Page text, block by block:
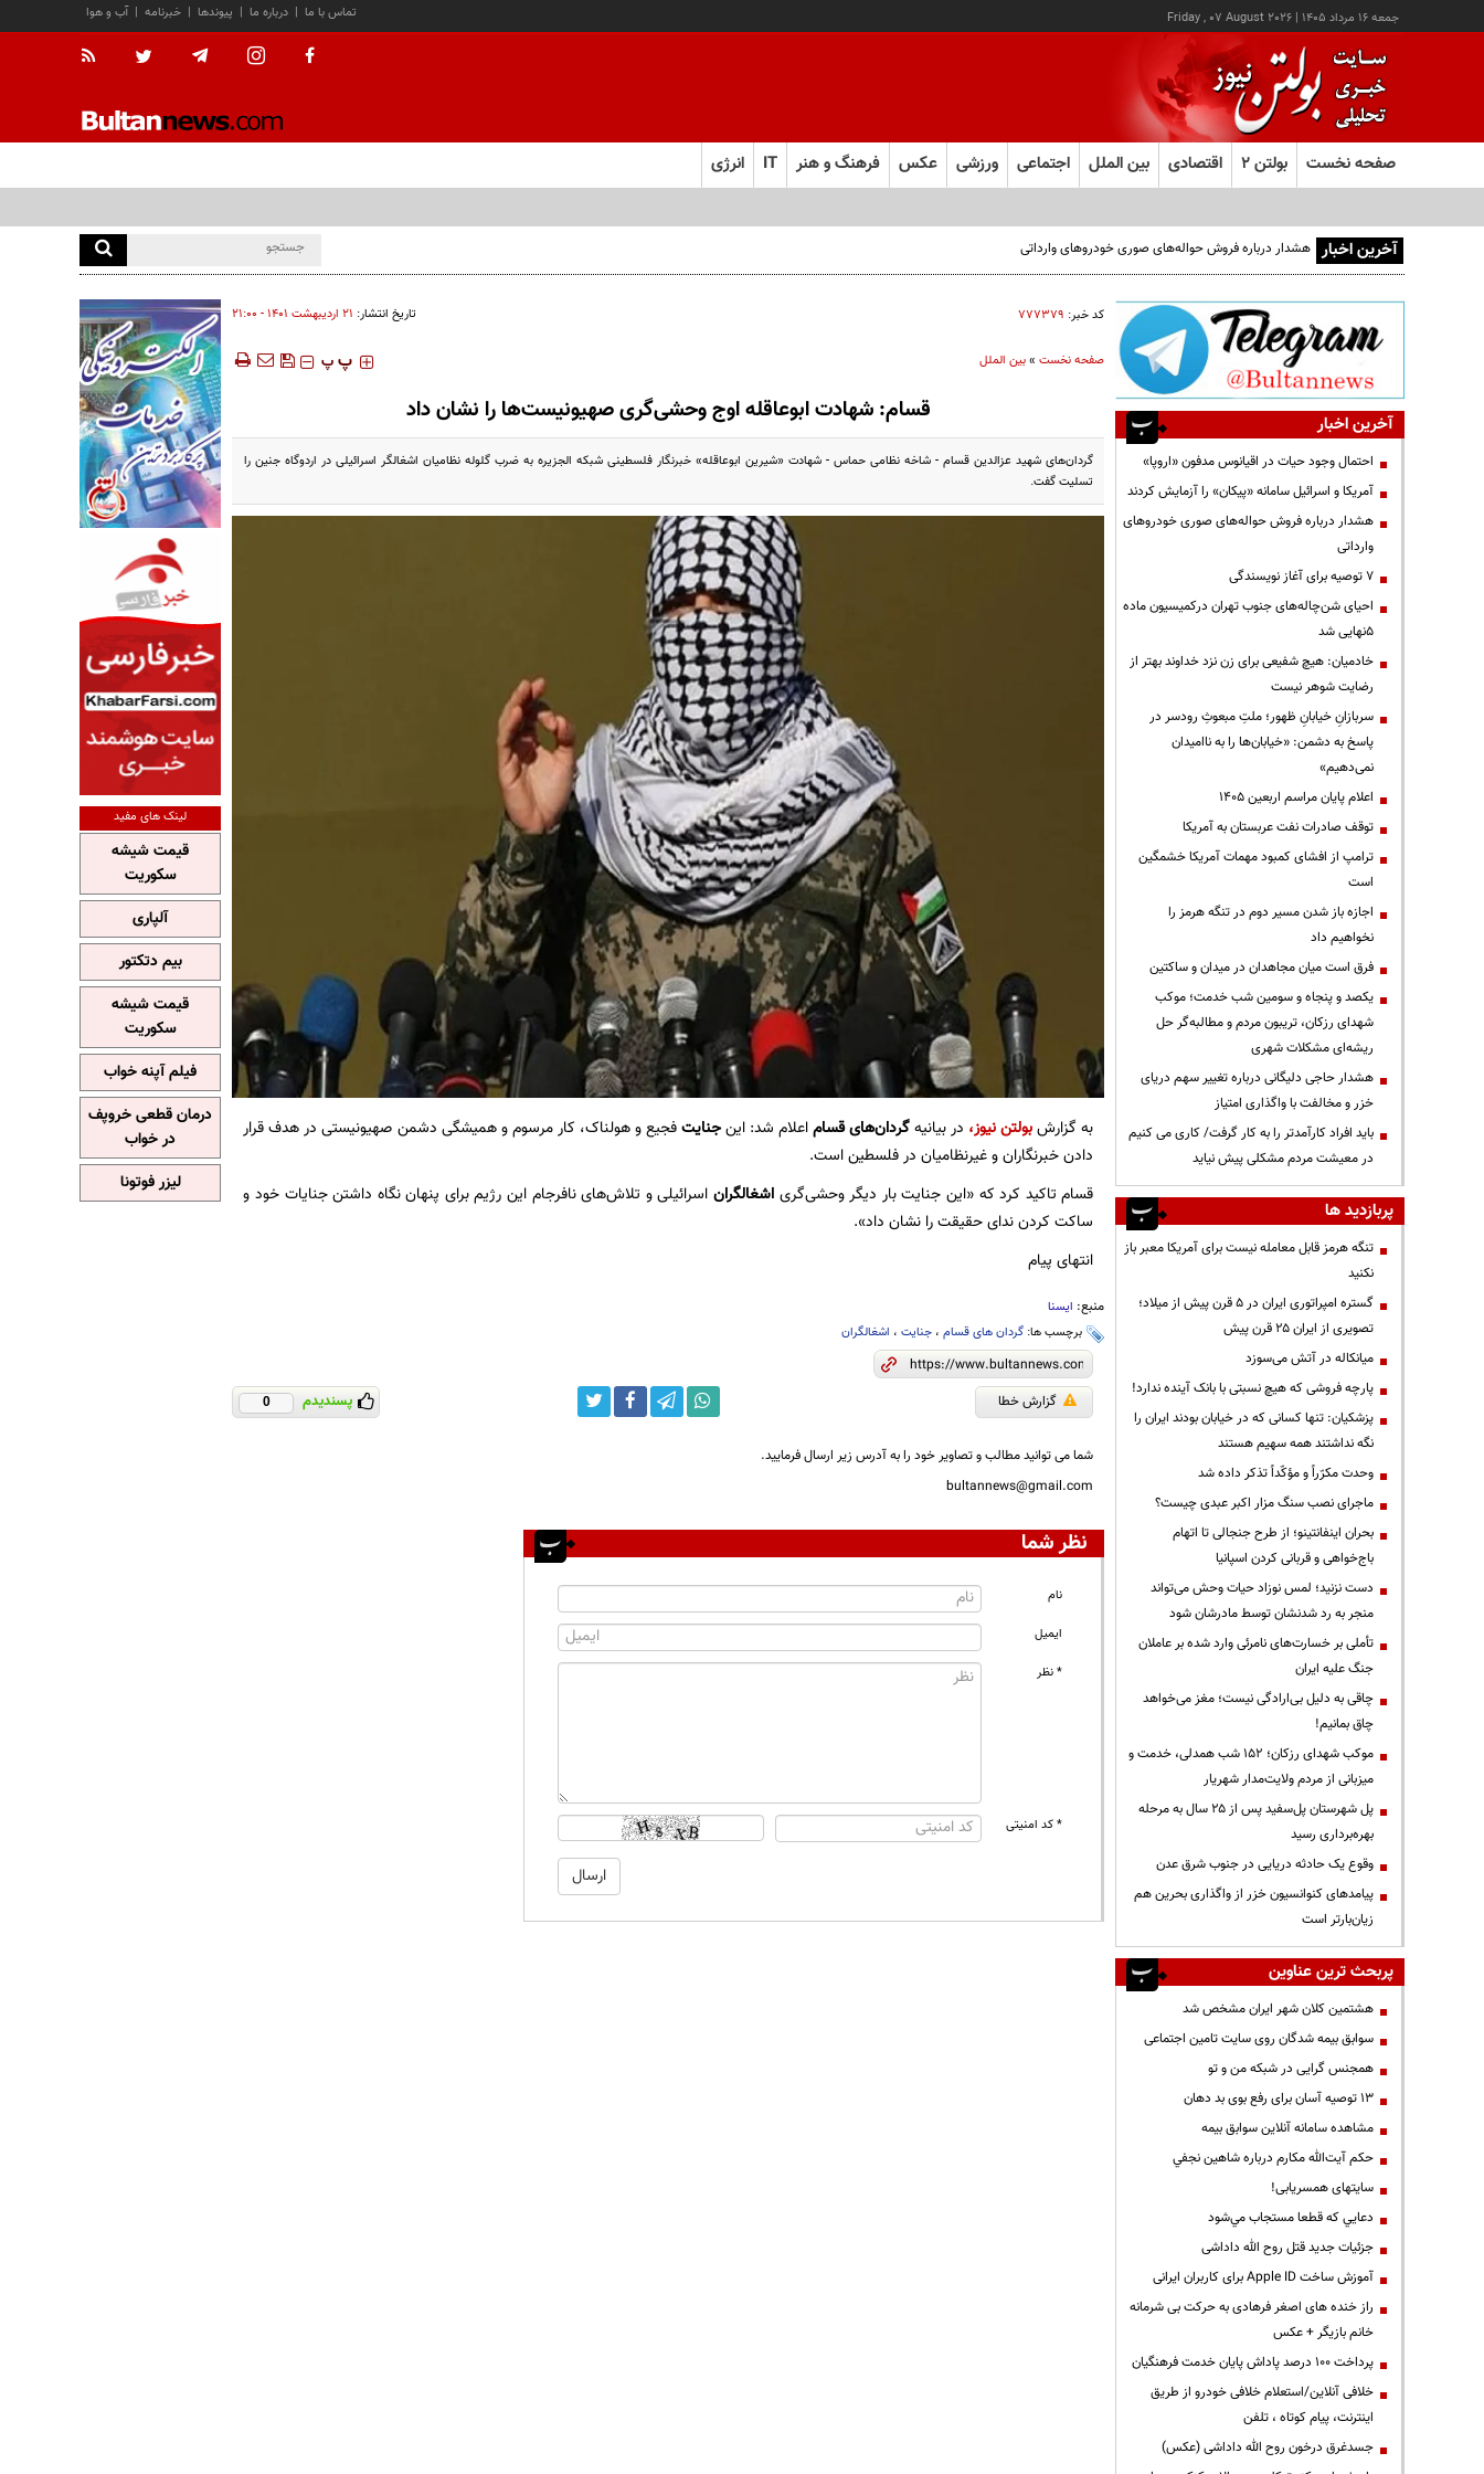
جمعه ۱۶ مرداد ۱۴۰۵ |
Friday , 07 August 2026 آب و هوا | خبرنامه | پیوندها | درباره ما | تماس با ما
صفحه نخست بولتن ۲ اقتصادی بین الملل اجتماعی ورزشی عکس فرهنگ و هنر IT انرژی
آخرین اخبار هشدار درباره فروش حواله‌های صوری خودروهای وارداتی
کد خبر: ۷۷۷۳۷۹ تاریخ انتشار: ۲۱ ارديبهشت ۱۴۰۱ - ۲۱:۰۰
صفحه نخست»بین الملل ‍‍‍ پ پ
قسام: شهادت ابوعاقله اوج وحشی‌گری صهیونیست‌ها را نشان داد
گردان‌های شهید عزالدین قسام - شاخه نظامی حماس - شهادت «شیرین ابوعاقله» خبرنگار فلسطینی شبکه الجزیره به ضرب گلوله نظامیان اشغالگر اسرائیلی در اردوگاه جنین را
تسلیت گفت.
به گزارشبولتن نیوز، در بیانیهگردان‌های قساماعلام شد: اینجنایتفجیع و هولناک، کار مرسوم و همیشگی دشمن صهیونیستی در هدف قرار
دادن خبرنگاران و غیرنظامیان در فلسطین است.
قسام تاکید کرد که «این جنایت بار دیگر وحشی‌گری اشغالگراناسرائیلی و تلاش‌های نافرجام این رژیم برای پنهان نگاه داشتن جنایات خود و
ساکت کردن ندای حقیقت را نشان داد».
انتهای پیام
منبع: ایسنا
برچسب ها: گردان های قسام، جنایت، اشغالگران
گزارش خطا پسندیدم 0
شما می توانید مطالب و تصاویر خود را به آدرس زیر ارسال فرمایید.
bultannews@gmail.com
نظر شما
نام
ایمیل
* نظر
* کد امنیتی
آخرین اخبار
احتمال وجود حیات در اقیانوس مدفون «اروپا»
آمریکا و اسرائیل سامانه «پیکان» را آزمایش کردند
هشدار درباره فروش حواله‌های صوری خودروهای
وارداتی
۷ توصیه برای آغاز نویسندگی
احیای شن‌چاله‌های جنوب تهران درکمیسیون ماده
۵نهایی شد
خادمیان: هیچ شفیعی برای زن نزد خداوند بهتر از
رضایت شوهر نیست
سربازانِ خیابانِ ظهور؛ ملتِ مبعوثِ رودسر در
پاسخ به دشمن: «خیابان‌ها را به ناامیدان
نمی‌دهیم»
اعلام پایان مراسم اربعین ۱۴۰۵
توقف صادرات نفت عربستان به آمریکا
ترامپ از افشای کمبود مهمات آمریکا خشمگین
است
اجازه باز شدن مسیر دوم در تنگه هرمز را
نخواهیم داد
فرق است میان مجاهدان در میدان و ساکتین
یکصد و پنجاه و سومین شب خدمت؛ موکب
شهدای رزکان، تریبون مردم و مطالبه‌گر حل
ریشه‌ای مشکلات شهری
هشدار حاجی دلیگانی درباره تغییر سهم دریای
خزر و مخالفت با واگذاری امتیاز
باید افراد کارآمدتر را به کار گرفت/ کاری می کنیم
در معیشت مردم مشکلی پیش نیاید
پربازدید ها
تنگه هرمز قابل معامله نیست برای آمریکا معبر باز
نکنید
گستره امپراتوری ایران در ۵ قرن پیش از میلاد؛
تصویری از ایران ۲۵ قرن پیش
میانکاله در آتش می‌سوزد
پارچه فروشی که هیچ نسبتی با بانک آینده ندارد!
پزشکیان: تنها کسانی که در خیابان بودند ایران را
نگه نداشتند همه سهیم هستند
وحدت مکرّراً و مؤکّداً تذکر داده شد
ماجرای نصب سنگ مزار اکبر عبدی چیست؟
بحران اینفانتینو؛ از طرح جنجالی تا اتهام
باج‌خواهی و قربانی کردن اسپانیا
دست نزنید؛ لمس نوزاد حیات وحش می‌تواند
منجر به رد شدنشان توسط مادرشان شود
تأملی بر خسارت‌های نامرئی وارد شده بر عاملان
جنگ علیه ایران
چاقی به دلیل بی‌ارادگی نیست؛ مغز می‌خواهد
چاق بمانیم!
موکب شهدای رزکان؛ ۱۵۲ شب همدلی، خدمت و
میزبانی از مردم ولایت‌مدار شهریار
پل شهرستان پل‌سفید پس از ۲۵ سال به مرحله
بهره‌برداری رسید
وقوع یک حادثه دریایی در جنوب شرق عدن
پیامدهای کنوانسیون خزر از واگذاری بحرین هم
زیان‌بارتر است
پربحث ترین عناوین
هشتمین کلان شهر ایران مشخص شد
سوابق بیمه شدگان روی سایت تامین اجتماعی
همجنس گرایی در شبکه من و تو
13 توصیه آسان برای رفع بوی بد دهان
مشاهده سامانه آنلاين سوابق بیمه
حكم آيت‌الله مكارم درباره شاهين نجفي
سایتهای همسریابی!
دعايي كه قطعا مستجاب مي‌شود
جزئیات جدید قتل روح الله داداشی
آموزش ساخت Apple ID برای کاربران ایرانی
راز خنده های اصغر فرهادی به حرکت بی شرمانه
خانم بازیگر + عکس
پرداخت ۱۰۰ درصد پاداش پایان خدمت فرهنگیان
خلافی آنلاین/استعلام خلافی خودرو از طریق
اینترنت، پیام کوتاه ، تلفن
جسدغرق درخون روح الله داداشی (عکس)
لینک های مفید
قیمت شیشه
سکوریت
آلپاری
بیم دتکتور
قیمت شیشه
سکوریت
فیلم آپنه خواب
درمان قطعی خروپف
در خواب
لیزر فوتونا